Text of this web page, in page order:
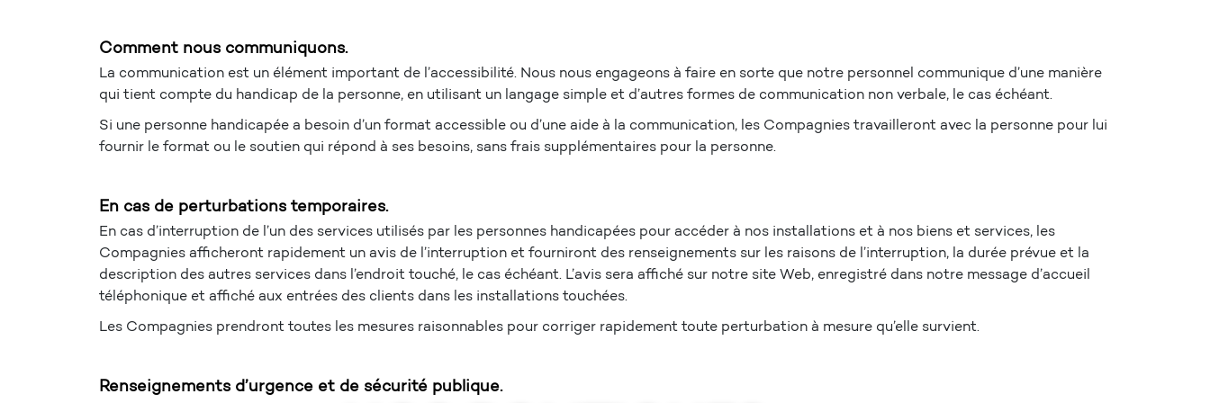
Comment nous communiquons.
La communication est un élément important de l’accessibilité. Nous nous engageons à faire en sorte que notre personnel communique d’une manière
qui tient compte du handicap de la personne, en utilisant un langage simple et d’autres formes de communication non verbale, le cas échéant.
Si une personne handicapée a besoin d’un format accessible ou d’une aide à la communication, les Compagnies travailleront avec la personne pour lui
fournir le format ou le soutien qui répond à ses besoins, sans frais supplémentaires pour la personne.
En cas de perturbations temporaires.
En cas d’interruption de l’un des services utilisés par les personnes handicapées pour accéder à nos installations et à nos biens et services, les
Compagnies afficheront rapidement un avis de l’interruption et fourniront des renseignements sur les raisons de l’interruption, la durée prévue et la
description des autres services dans l’endroit touché, le cas échéant. L’avis sera affiché sur notre site Web, enregistré dans notre message d’accueil
téléphonique et affiché aux entrées des clients dans les installations touchées.
Les Compagnies prendront toutes les mesures raisonnables pour corriger rapidement toute perturbation à mesure qu’elle survient.
Renseignements d’urgence et de sécurité publique.